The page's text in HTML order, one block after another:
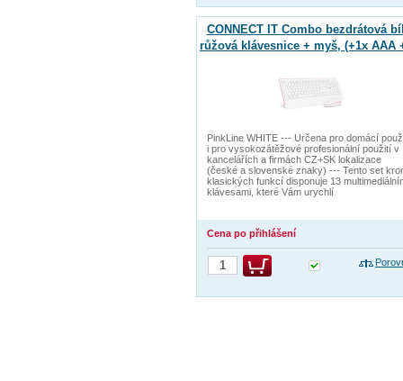
CONNECT IT Combo bezdrátová
růžová klávesnice + myš, (+1x AAA
PinkLine WHITE --- Určena pro domácí
i pro vysokozátěžové profesionální použití v
kancelářích a firmách CZ+SK lokalizace
(české a slovenské znaky) --- Tento set
klasických funkcí disponuje 13
klávesami, které Vám urychlí
Cena po přihlášení